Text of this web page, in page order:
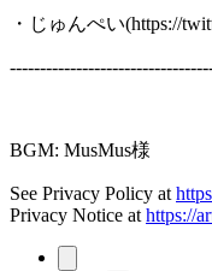
・じゅんぺい(https://
BGM: MusMus様
See Privacy Policy at
Privacy Notice at https://